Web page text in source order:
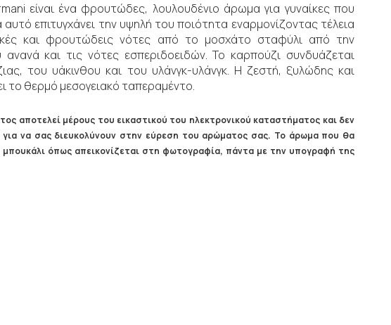
είναι ένα φρουτώδες, λουλουδένιο άρωμα για γυναίκες που
επιτυγχάνει την υψηλή του ποιότητα εναρμονίζοντας τέλεια
και φρουτώδεις νότες από το μοσχάτο σταφύλι από την
και τις νότες εσπεριδοειδών. Το καρπούζι συνδυάζεται
του υάκινθου και του υλάνγκ-υλάνγκ. Η ζεστή, ξυλώδης και
το θερμό μεσογειακό ταπεραμέντο.
αποτελεί μέρους του εικαστικού του ηλεκτρονικού καταστήματος και δεν
για να σας διευκολύνουν στην εύρεση του αρώματος σας. Το άρωμα που θα
μπουκάλι όπως απεικονίζεται στη φωτογραφία, πάντα με την υπογραφή της